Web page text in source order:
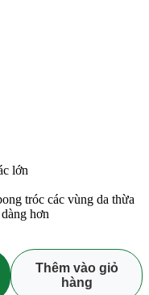
lớn
tróc các vùng da thừa
hơn
Thêm vào giỏ
hàng